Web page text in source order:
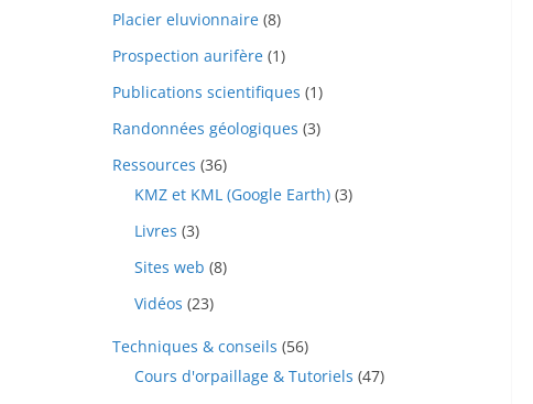
Placier eluvionnaire (8)
Prospection aurifère (1)
Publications scientifiques (1)
Randonnées géologiques (3)
Ressources (36)
KMZ et KML (Google Earth) (3)
Livres (3)
Sites web (8)
Vidéos (23)
Techniques & conseils (56)
Cours d'orpaillage & Tutoriels (47)